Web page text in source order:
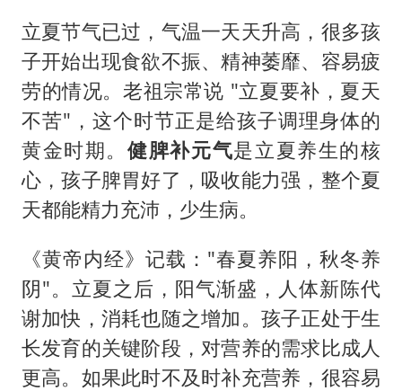
上海将苏州河水强排至黄浦江
中方：奉劝美方解除对古巴制裁封锁
“老戏骨”秦焰去世
伊朗最高领袖将任命数名高级指挥官
广岛长崎的昨天未必不会是日本的明天
高铁双人座被免票儿童挤成3人座
五角大楼再公布UFO视频
母子三人想去郴州结果到了彬州
公安部通报：抓获犯罪嫌疑人8200余名
立夏节气已过，气温一天天升高，很多孩
子开始出现食欲不振、精神萎靡、容易疲
劳的情况。老祖宗常说 "立夏要补，夏天
不苦"，这个时节正是给孩子调理身体的
黄金时期。健脾补元气是立夏养生的核
心，孩子脾胃好了，吸收能力强，整个夏
天都能精力充沛，少生病。
《黄帝内经》记载："春夏养阳，秋冬养
阴"。立夏之后，阳气渐盛，人体新陈代
谢加快，消耗也随之增加。孩子正处于生
长发育的关键阶段，对营养的需求比成人
更高。如果此时不及时补充营养，很容易